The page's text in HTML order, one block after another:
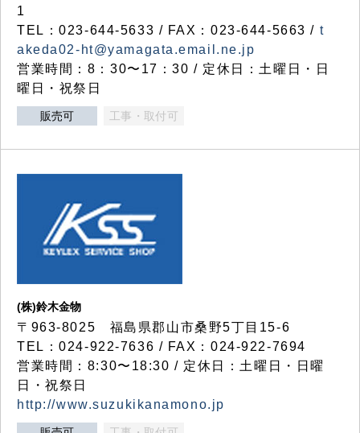
1
TEL：023-644-5633 / FAX：023-644-5663 / t
akeda02-ht@yamagata.email.ne.jp
営業時間：8：30〜17：30 / 定休日：土曜日・日
曜日・祝祭日
販売可 工事・取付可
(株)鈴木金物
〒963-8025 福島県郡山市桑野5丁目15-6
TEL：024-922-7636 / FAX：024-922-7694
営業時間：8:30〜18:30 / 定休日：土曜日・日曜
日・祝祭日
http://www.suzukikanamono.jp